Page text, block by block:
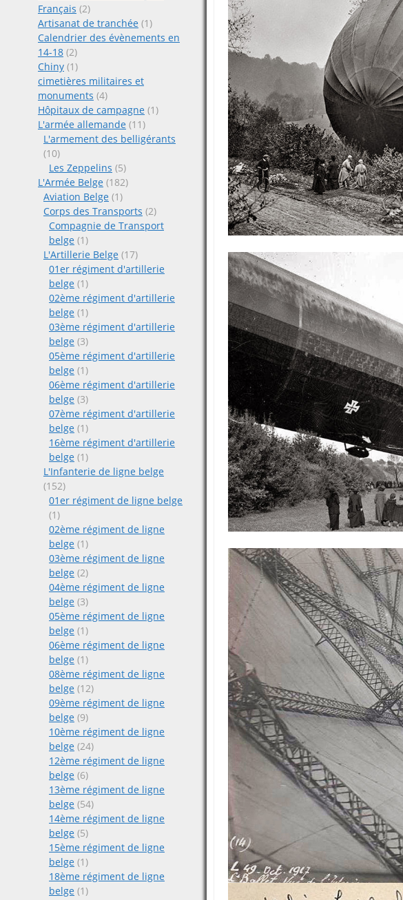
Français (2)
Artisanat de tranchée (1)
Calendrier des évènements en
14-18 (2)
Chiny (1)
cimetières militaires et
monuments (4)
Hôpitaux de campagne (1)
L'armée allemande (11)
L'armement des belligérants
(10)
Les Zeppelins (5)
L'Armée Belge (182)
Aviation Belge (1)
Corps des Transports (2)
Compagnie de Transport
belge (1)
L'Artillerie Belge (17)
01er régiment d'artillerie
belge (1)
02ème régiment d'artillerie
belge (1)
03ème régiment d'artillerie
belge (3)
05ème régiment d'artillerie
belge (1)
06ème régiment d'artillerie
belge (3)
07ème régiment d'artillerie
belge (1)
16ème régiment d'artillerie
belge (1)
L'Infanterie de ligne belge
(152)
01er régiment de ligne belge
(1)
02ème régiment de ligne
belge (1)
03ème régiment de ligne
belge (2)
04ème régiment de ligne
belge (3)
05ème régiment de ligne
belge (1)
06ème régiment de ligne
belge (1)
08ème régiment de ligne
belge (12)
09ème régiment de ligne
belge (9)
10ème régiment de ligne
belge (24)
12ème régiment de ligne
belge (6)
13ème régiment de ligne
belge (54)
14ème régiment de ligne
belge (5)
15ème régiment de ligne
belge (1)
18ème régiment de ligne
belge (1)